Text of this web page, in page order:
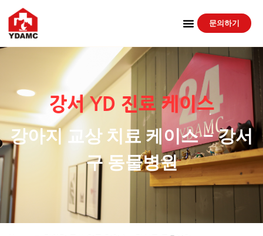
문의하기
강서 YD 진료 케이스
강아지 교상 치료 케이스 – 강서
구 동물병원